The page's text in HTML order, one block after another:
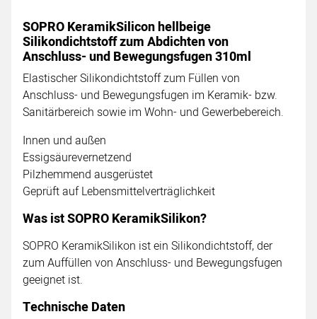
SOPRO KeramikSilicon hellbeige
Silikondichtstoff zum Abdichten von
Anschluss- und Bewegungsfugen 310ml
Elastischer Silikondichtstoff zum Füllen von
Anschluss- und Bewegungsfugen im Keramik- bzw.
Sanitärbereich sowie im Wohn- und Gewerbebereich.
Innen und außen
Essigsäurevernetzend
Pilzhemmend ausgerüstet
Geprüft auf Lebensmittelverträglichkeit
Was ist SOPRO KeramikSilikon?
SOPRO KeramikSilikon ist ein Silikondichtstoff, der
zum Auffüllen von Anschluss- und Bewegungsfugen
geeignet ist.
Technische Daten